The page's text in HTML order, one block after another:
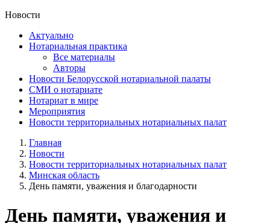
Новости
Актуально
Нотариальная практика
Все материалы
Авторы
Новости Белорусской нотариальной палаты
СМИ о нотариате
Нотариат в мире
Мероприятия
Новости территориальных нотариальных палат
Главная
Новости
Новости территориальных нотариальных палат
Минская область
День памяти, уважения и благодарности
День памяти, уважения и